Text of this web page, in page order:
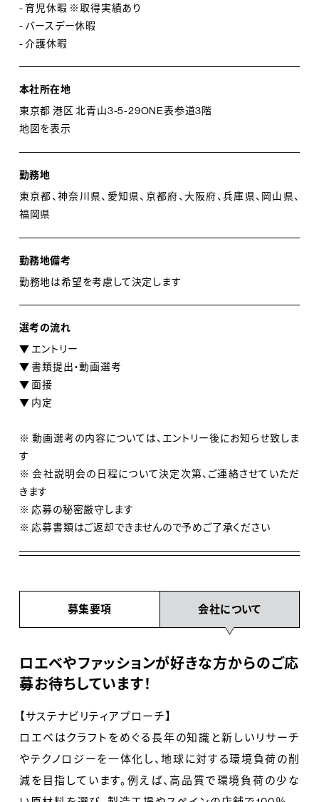
- 育児休暇 ※取得実績あり
- バースデー休暇
- 介護休暇
本社所在地
東京都 港区 北青山3-5-29ONE表参道3階
地図を表示
勤務地
東京都、神奈川県、愛知県、京都府、大阪府、兵庫県、岡山県、
福岡県
勤務地備考
勤務地は希望を考慮して決定します
選考の流れ
▼ エントリー
▼ 書類提出・動画選考
▼ 面接
▼ 内定
※ 動画選考の内容については、エントリー後にお知らせ致しま
す
※ 会社説明会の日程について決定次第、ご連絡させていただ
きます
※ 応募の秘密厳守します
※ 応募書類はご返却できませんので予めご了承ください
募集要項 会社について
ロエベやファッションが好きな方からのご応
募お待ちしています！
【サステナビリティアプローチ】
ロエベはクラフトをめぐる長年の知識と新しいリサーチ
やテクノロジーを一体化し、地球に対する環境負荷の削
減を目指しています。例えば、高品質で環境負荷の少な